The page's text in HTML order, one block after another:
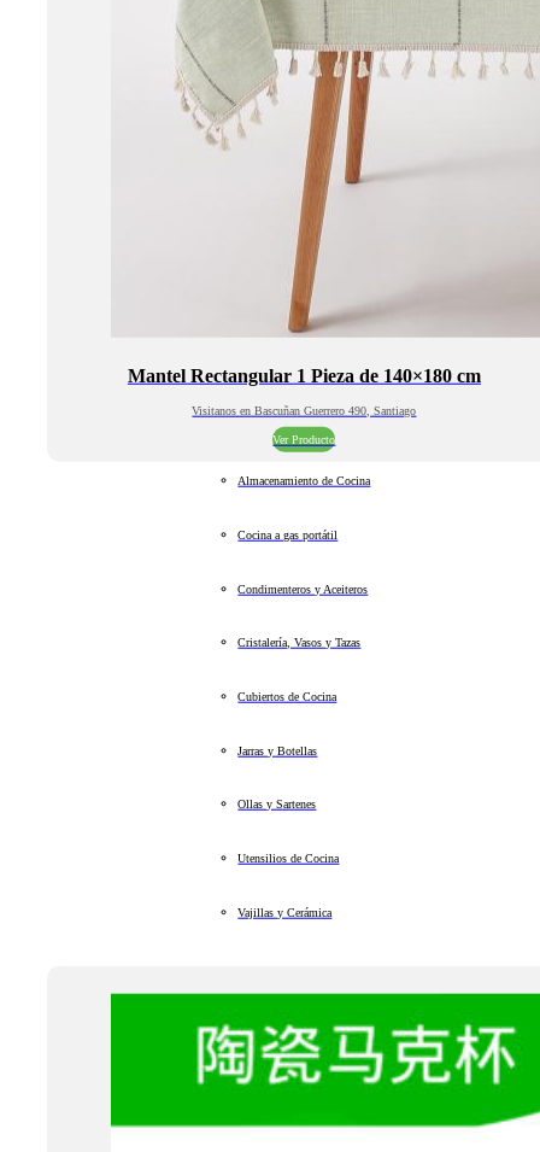
Mantel Rectangular 1 Pieza de 140×180 cm
Visitanos en Bascuñan Guerrero 490, Santiago
Ver Producto
Almacenamiento de Cocina
Cocina a gas portátil
Condimenteros y Aceiteros
Cristalería, Vasos y Tazas
Cubiertos de Cocina
Jarras y Botellas
Ollas y Sartenes
Utensilios de Cocina
Vajillas y Cerámica